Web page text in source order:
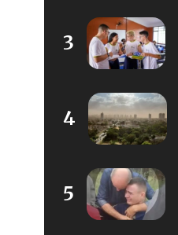
3
4
5